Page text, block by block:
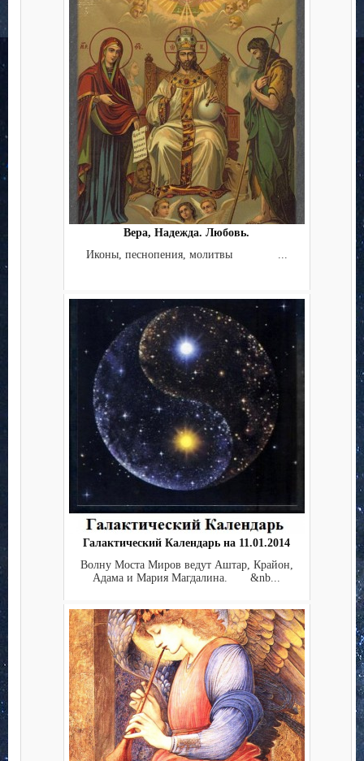
Вера, Надежда. Любовь.
Иконы, песнопения, молитвы ...
Галактический Календарь на 11.01.2014
Волну Моста Миров ведут Аштар, Крайон,
Адама и Мария Магдалина. &nb...